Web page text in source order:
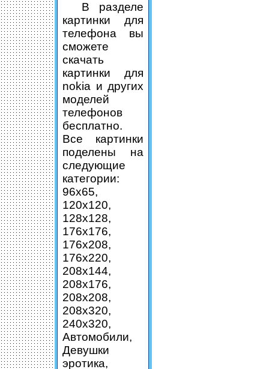
В разделе
картинки для
телефона вы
сможете
скачать
картинки для
nokia и других
моделей
телефонов
бесплатно.
Все картинки
поделены на
следующие
категории:
96х65,
120х120,
128х128,
176х176,
176х208,
176х220,
208х144,
208х176,
208х208,
208х320,
240х320,
Автомобили,
Девушки
эротика,